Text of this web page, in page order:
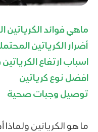
ماهي فوائد الكرياتين
أضرار الكرياتين
اسباب ارتفاع
افضل نوع كرياتين
توصيل وجبات صحية
ما هو الكرياتين